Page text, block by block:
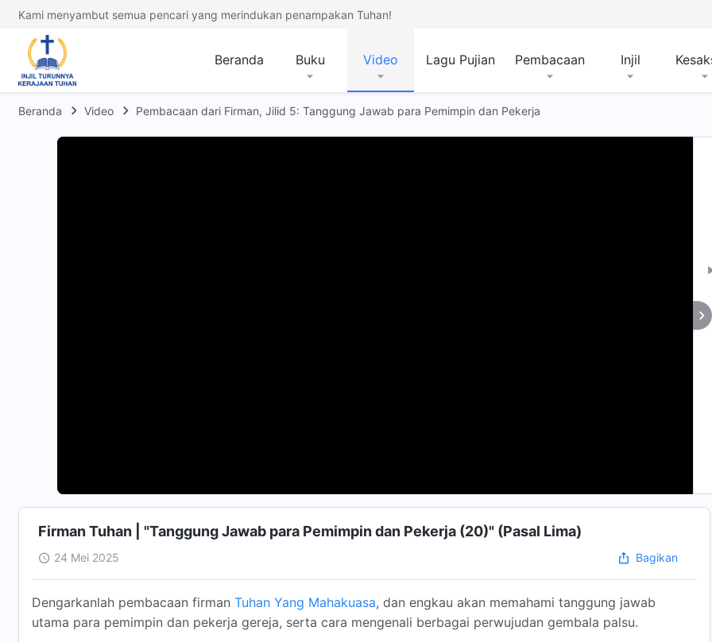
Kami menyambut semua pencari yang merindukan penampakan Tuhan!
Beranda Buku Video Lagu Pujian Pembacaan Injil
Beranda Video Pembacaan dari Firman, Jilid 5: Tanggung Jawab para Pemimpin dan Pekerja
Firman Tuhan | "Tanggung Jawab para Pemimpin dan Pekerja (20)" (Pasal Lima)
24 Mei 2025 Bagikan
Dengarkanlah pembacaan firman Tuhan Yang Mahakuasa, dan engkau akan memahami tanggung jawab
utama para pemimpin dan pekerja gereja, serta cara mengenali berbagai perwujudan gembala palsu.